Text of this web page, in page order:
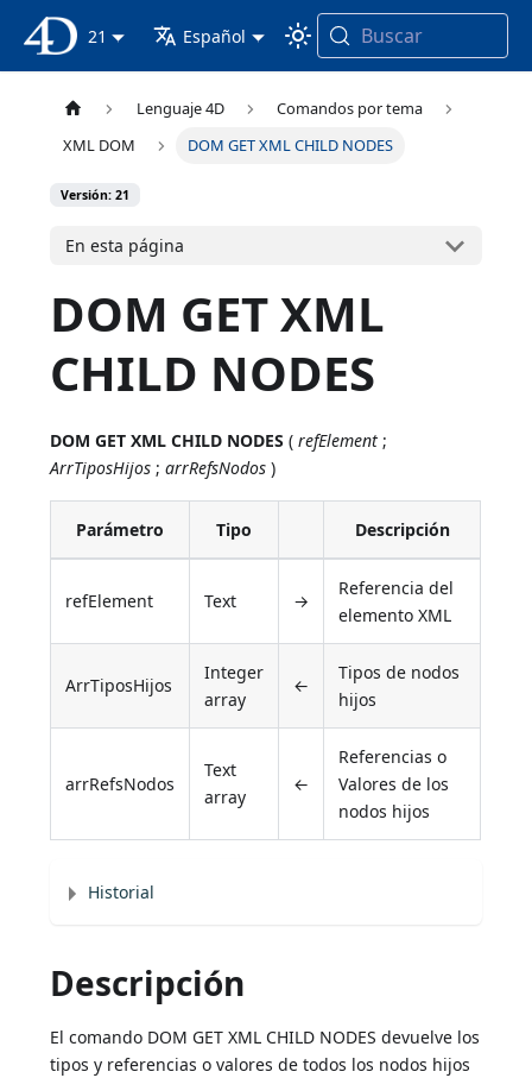
Documentación 4D
21 Español Buscar
Lenguaje 4D
Comandos por tema
XML DOM
DOM GET XML CHILD NODES
Versión: 21
En esta página
DOM GET XML
CHILD NODES
DOM GET XML CHILD NODES (refElement ;
ArrTiposHijos ;arrRefsNodos )
Parámetro Tipo Descripción
refElement Text →
Referencia del
elemento XML
ArrTiposHijos
Integer
array
←
Tipos de nodos
hijos
arrRefsNodos
Text
array
←
Referencias o
Valores de los
nodos hijos
Historial
Descripción
El comando DOM GET XML CHILD NODES devuelve los
tipos y referencias o valores de todos los nodos hijos